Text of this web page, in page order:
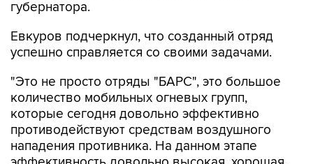
губернатора.
Евкуров подчеркнул, что созданный отряд
успешно справляется со своими задачами.
"Это не просто отряды "БАРС", это большое
количество мобильных огневых групп,
которые сегодня довольно эффективно
противодействуют средствам воздушного
нападения противника. На данном этапе